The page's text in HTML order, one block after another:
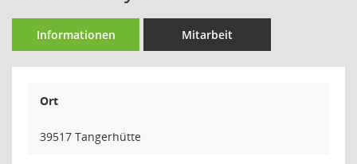
Informationen Mitarbeit
Ort
39517 Tangerhütte